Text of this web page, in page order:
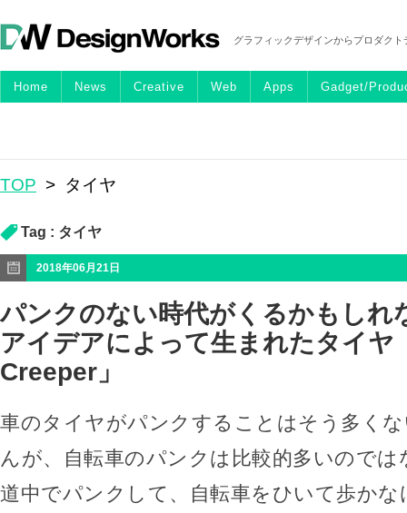
グラフィックデザインからプロダク
Home News Creative Web Apps Gadget/
TOP > タイヤ
Tag : タイヤ
2018年06月21日
パンクのない時代がくるかもしれ
アイデアによって生まれたタイヤ
Creeper」
車のタイヤがパンクすることはそう多く
んが、自転車のパンクは比較的多いので
道中でパンクして、自転車をひいて歩か